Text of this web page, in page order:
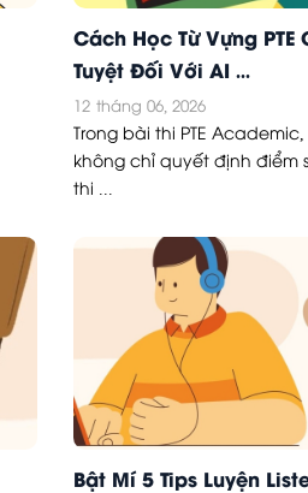
Cách Học Từ Vựng PTE
Tuyệt Đối Với AI ...
12 tháng 06, 2026
Trong bài thi PTE
không chỉ quyết định điểm
thi ...
Bật Mí 5 Tips Luyện